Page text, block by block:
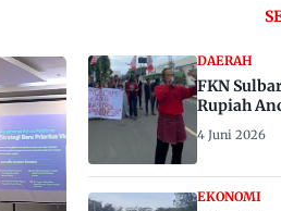
DAERAH
FKN
Rupiah
4 Juni 2026
EKONOMI